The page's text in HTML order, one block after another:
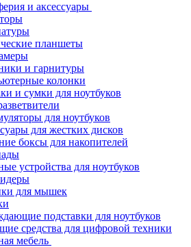
и аксессуары
планшеты
и гарнитуры
колонки
и сумки для ноутбуков
для ноутбуков
для жестких дисков
боксы для накопителей
устройства для ноутбуков
для мышек
подставки для ноутбуков
средства для цифровой техники
мебель